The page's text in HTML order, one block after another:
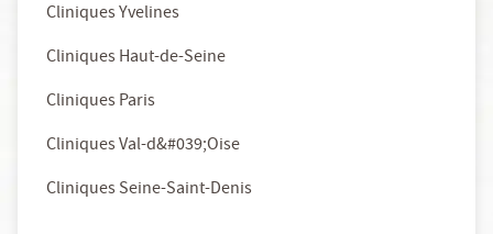
Cliniques Yvelines
Cliniques Haut-de-Seine
Cliniques Paris
Cliniques Val-d&#039;Oise
Cliniques Seine-Saint-Denis